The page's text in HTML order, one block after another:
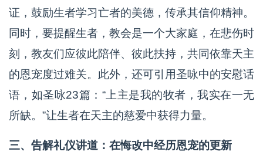
证，鼓励生者学习亡者的美德，传承其信仰精神。
同时，要提醒生者，教会是一个大家庭，在悲伤时
刻，教友们应彼此陪伴、彼此扶持，共同依靠天主
的恩宠度过难关。此外，还可引用圣咏中的安慰话
语，如圣咏23篇：“上主是我的牧者，我实在一无
所缺。”让生者在天主的慈爱中获得力量。
三、告解礼仪讲道：在悔改中经历恩宠的更新